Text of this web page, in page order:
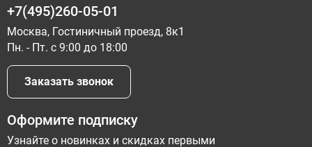
+7(495)260-05-01
Москва, Гостиничный проезд, 8к1
Пн. - Пт. с 9:00 до 18:00
Заказать звонок
Оформите подписку
Узнайте о новинках и скидках первыми